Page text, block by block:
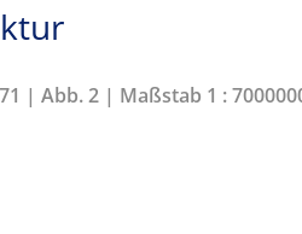
| Abb. 2 | Maßstab 1 :